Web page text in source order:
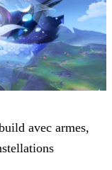
avec armes,